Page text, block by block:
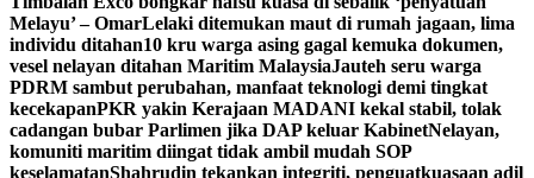
Melayu’ – OmarLelaki ditemukan maut di rumah jagaan, lima
individu ditahan10 kru warga asing gagal kemuka dokumen,
vesel nelayan ditahan Maritim MalaysiaJauteh seru warga
PDRM sambut perubahan, manfaat teknologi demi tingkat
kecekapanPKR yakin Kerajaan MADANI kekal stabil, tolak
cadangan bubar Parlimen jika DAP keluar KabinetNelayan,
komuniti maritim diingat tidak ambil mudah SOP
keselamatanShahrudin tekankan integriti, penguatkuasaan adil